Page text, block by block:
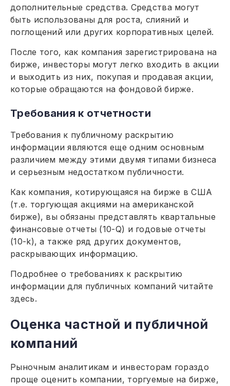
дополнительные средства. Средства могут
быть использованы для роста, слияний и
поглощений или других корпоративных целей.
После того, как компания зарегистрирована на
бирже, инвесторы могут легко входить в акции
и выходить из них, покупая и продавая акции,
которые обращаются на фондовой бирже.
Требования к отчетности
Требования к публичному раскрытию
информации являются еще одним основным
различием между этими двумя типами бизнеса
и серьезным недостатком публичности.
Как компания, котирующаяся на бирже в США
(т.е. торгующая акциями на американской
бирже), вы обязаны представлять квартальные
финансовые отчеты (10-Q) и годовые отчеты
(10-k), а также ряд других документов,
раскрывающих информацию.
Подробнее о требованиях к раскрытию
информации для публичных компаний читайте
здесь.
Оценка частной и публичной
компаний
Рыночным аналитикам и инвесторам гораздо
проще оценить компании, торгуемые на бирже,